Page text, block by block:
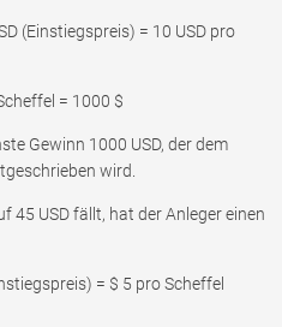
(Einstiegspreis) = 10 USD pro
= 1000 $
Gewinn 1000 USD, der dem
wird.
45 USD fällt, hat der Anleger einen
= $ 5 pro Scheffel